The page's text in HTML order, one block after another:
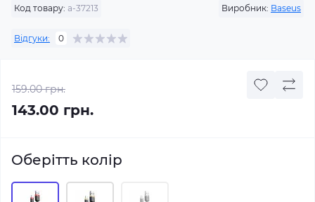
Код товару: a-37213 Виробник: Baseus
Відгуки: 0
159.00 грн.
143.00 грн.
Оберітть колір